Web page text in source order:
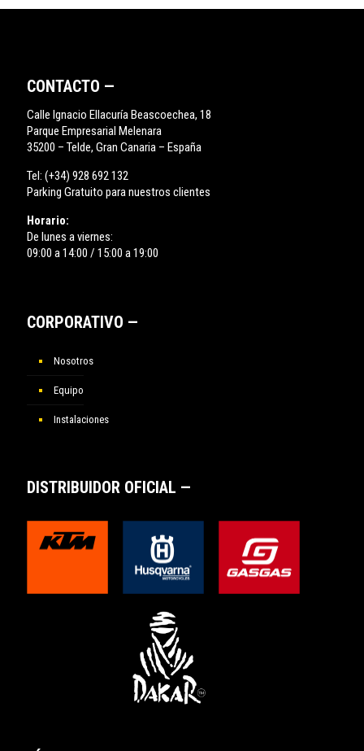
CONTACTO —
Calle Ignacio Ellacuría Beascoechea, 18
Parque Empresarial Melenara
35200 – Telde, Gran Canaria – España
Tel: (+34) 928 692 132
Parking Gratuito para nuestros clientes
Horario:
De lunes a viernes:
09:00 a 14:00 / 15:00 a 19:00
CORPORATIVO —
Nosotros
Equipo
Instalaciones
DISTRIBUIDOR OFICIAL —